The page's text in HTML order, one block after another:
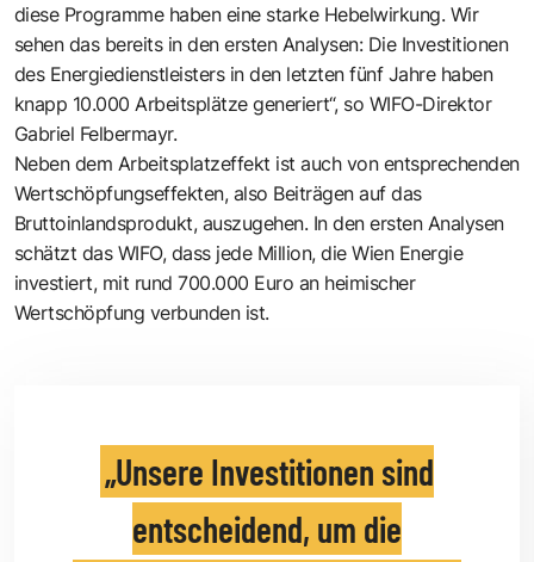
diese Programme haben eine starke Hebelwirkung. Wir
sehen das bereits in den ersten Analysen: Die Investitionen
des Energiedienstleisters in den letzten fünf Jahre haben
knapp 10.000 Arbeitsplätze generiert“, so WIFO-Direktor
Gabriel Felbermayr.
Neben dem Arbeitsplatzeffekt ist auch von entsprechenden
Wertschöpfungseffekten, also Beiträgen auf das
Bruttoinlandsprodukt, auszugehen. In den ersten Analysen
schätzt das WIFO, dass jede Million, die Wien Energie
investiert, mit rund 700.000 Euro an heimischer
Wertschöpfung verbunden ist.
„Unsere Investitionen sind
entscheidend, um die